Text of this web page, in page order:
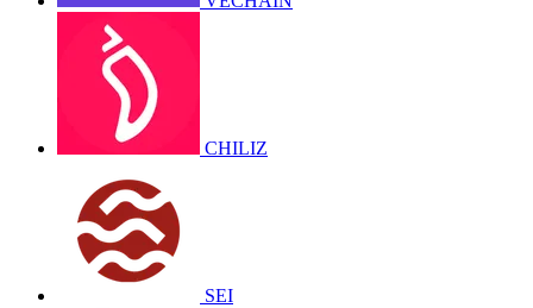
CHILIZ
SEI